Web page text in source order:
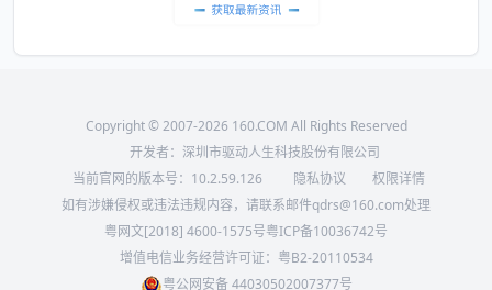
Copyright © 2007-2026 160.COM All Rights Reserved
开发者：深圳市驱动人生科技股份有限公司
当前官网的版本号： 10.2.59.126 隐私协议
权限详情
如有涉嫌侵权或违法违规内容，请联系邮件qdrs@160.com处理
粤网文[2018] 4600-1575号粤ICP备10036742号
增值电信业务经营许可证：粤B2-20110534
粤公网安备 44030502007377号